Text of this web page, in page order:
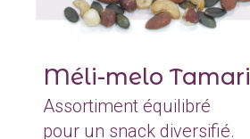
Méli-melo Tamari
Assortiment équilibré
pour un snack diversifié.